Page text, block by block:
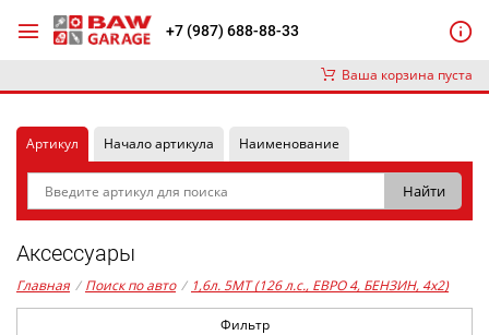
+7 (987) 688-88-33
Ваша корзина пуста
Артикул Начало артикула Наименование
Аксессуары
Главная / Поиск по авто / 1,6л. 5MT (126 л.с., ЕВРО 4, БЕНЗИН, 4x2)
Фильтр